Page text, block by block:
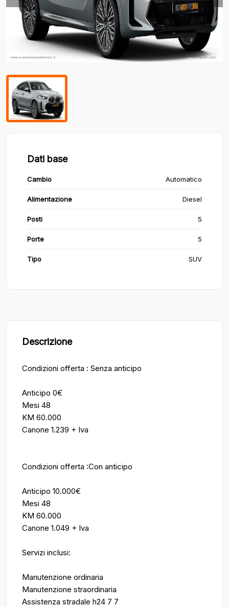
Dati base
Cambio Automatico
Alimentazione Diesel
Posti 5
Porte 5
Tipo SUV
Descrizione
Condizioni offerta : Senza anticipo
Anticipo 0€
Mesi 48
KM 60.000
Canone 1.239 + Iva
Condizioni offerta :Con anticipo
Anticipo 10.000€
Mesi 48
KM 60.000
Canone 1.049 + Iva
Servizi inclusi:
Manutenzione ordinaria
Manutenzione straordinaria
Assistenza stradale h24 7 7